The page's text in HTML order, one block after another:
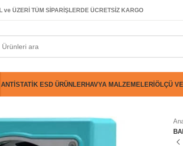
ve ÜZERİ TÜM SİPARİŞLERDE ÜCRETSİZ KARGO
ANTISTATIK ESD ÜRÜNLERHAVYA MALZEMELERIÖLÇÜ